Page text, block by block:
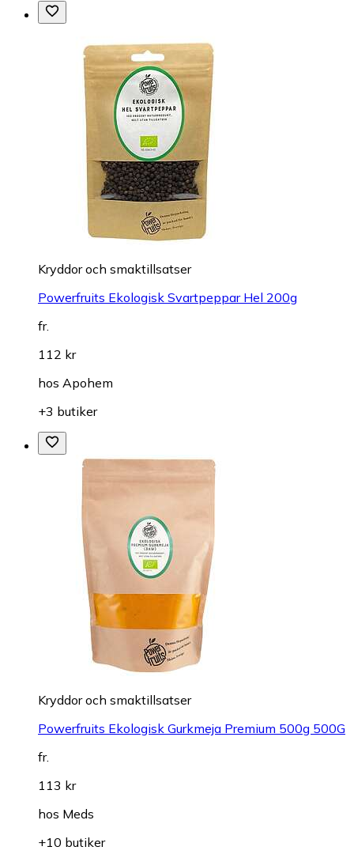
Kryddor och smaktillsatser
Powerfruits Ekologisk Svartpeppar Hel 200g
fr.
112 kr
hos Apohem
+3 butiker
Kryddor och smaktillsatser
Powerfruits Ekologisk Gurkmeja Premium 500g 500G
fr.
113 kr
hos Meds
+10 butiker